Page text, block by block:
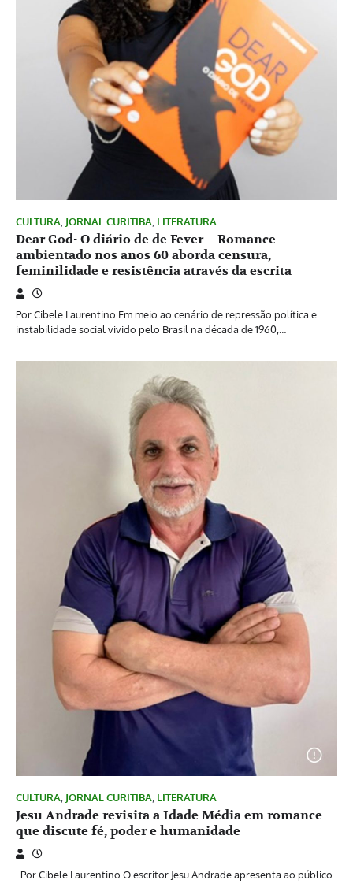
CULTURA JORNAL CURITIBA LITERATURA
Dear God- O diário de de Fever – Romance
ambientado nos anos 60 aborda censura,
feminilidade e resistência através da escrita
Por Cibele Laurentino Em meio ao cenário de repressão política e
instabilidade social vivido pelo Brasil na década de 1960,…
CULTURA JORNAL CURITIBA LITERATURA
Jesu Andrade revisita a Idade Média em romance
que discute fé, poder e humanidade
Por Cibele Laurentino O escritor Jesu Andrade apresenta ao público